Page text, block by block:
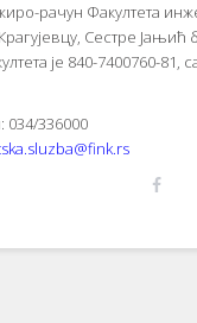
рачун Факултета
Сестре Јањић
је 840-7400760-81,
034/336000